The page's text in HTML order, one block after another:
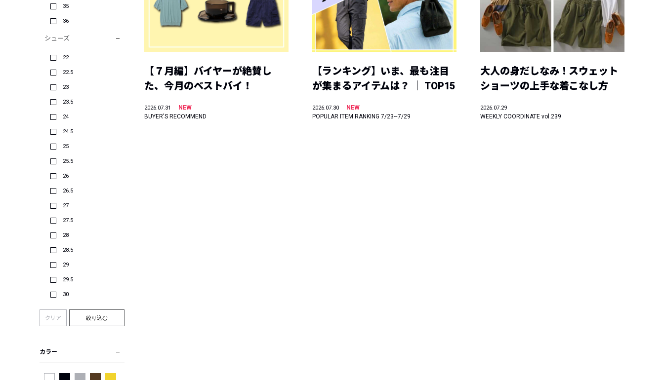
35
36
シューズ
22
22.5
23
23.5
24
24.5
25
25.5
26
26.5
27
27.5
28
28.5
29
29.5
30
クリア 絞り込む
カラー
【７月編】バイヤーが絶賛し
た、今月のベストバイ！
2026.07.31
NEW
BUYER'S RECOMMEND
【ランキング】いま、最も注目
が集まるアイテムは？ ｜ TOP15
2026.07.30
NEW
POPULAR ITEM RANKING 7/23~7/29
大人の身だしなみ！スウェット
ショーツの上手な着こなし方
2026.07.29
WEEKLY COORDINATE vol.239